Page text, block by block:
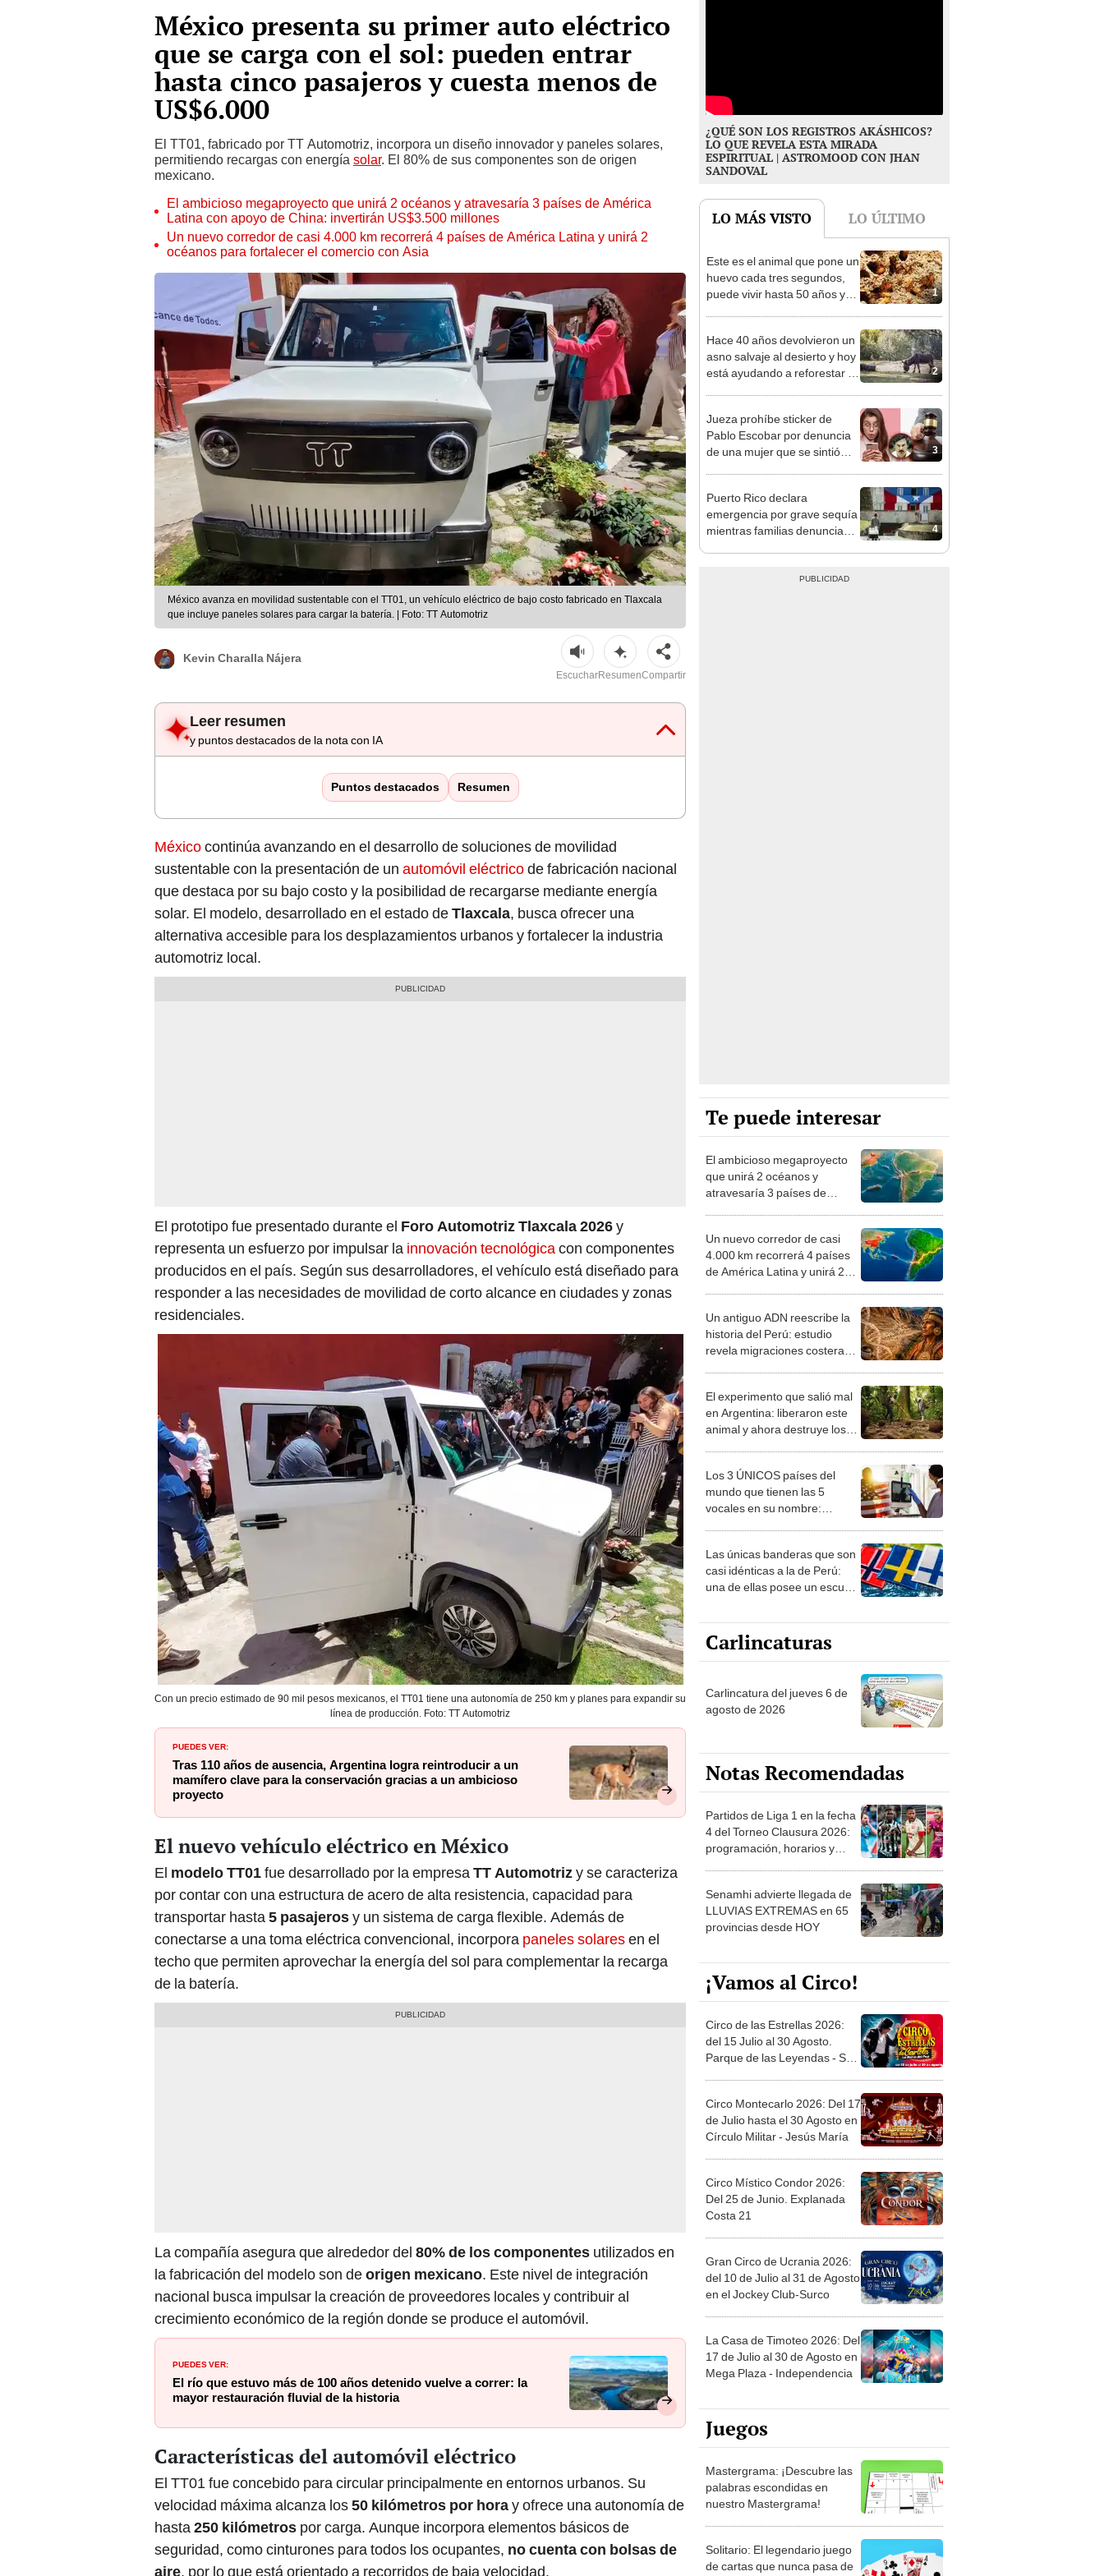
México presenta su primer auto eléctrico
que se carga con el sol: pueden entrar
hasta cinco pasajeros y cuesta menos de
US$6.000
El TT01, fabricado por TT Automotriz, incorpora un diseño innovador y paneles solares,
permitiendo recargas con energía solar. El 80% de sus componentes son de origen
mexicano.
El ambicioso megaproyecto que unirá 2 océanos y atravesaría 3 países de América
Latina con apoyo de China: invertirán US$3.500 millones
Un nuevo corredor de casi 4.000 km recorrerá 4 países de América Latina y unirá 2
océanos para fortalecer el comercio con Asia
México avanza en movilidad sustentable con el TT01, un vehículo eléctrico de bajo costo fabricado en Tlaxcala
que incluye paneles solares para cargar la batería. | Foto: TT Automotriz
Kevin Charalla Nájera
EscucharResumenCompartir
Leer resumen
y puntos destacados de la nota con IA
Puntos destacados Resumen
Méxicocontinúa avanzando en el desarrollo de soluciones de movilidad
sustentable con la presentación de un automóvil eléctricode fabricación nacional
que destaca por su bajo costo y la posibilidad de recargarse mediante energía
solar. El modelo, desarrollado en el estado deTlaxcala, busca ofrecer una
alternativa accesible para los desplazamientos urbanos y fortalecer la industria
automotriz local.
El prototipo fue presentado durante el Foro Automotriz Tlaxcala 2026y
representa un esfuerzo por impulsar la innovación tecnológicacon componentes
producidos en el país. Según sus desarrolladores, el vehículo está diseñado para
responder a las necesidades de movilidad de corto alcance en ciudades y zonas
residenciales.
Con un precio estimado de 90 mil pesos mexicanos, el TT01 tiene una autonomía de 250 km y planes para expandir su
línea de producción. Foto: TT Automotriz
PUEDES VER:
Tras 110 años de ausencia, Argentina logra reintroducir a un
mamífero clave para la conservación gracias a un ambicioso
proyecto
El nuevo vehículo eléctrico en México
El modelo TT01fue desarrollado por la empresaTT Automotrizy se caracteriza
por contar con una estructura de acero de alta resistencia, capacidad para
transportar hasta5 pasajerosy un sistema de carga flexible. Además de
conectarse a una toma eléctrica convencional, incorpora paneles solaresen el
techo que permiten aprovechar la energía del sol para complementar la recarga
de la batería.
La compañía asegura que alrededor del 80% de los componentes utilizados en
la fabricación del modelo son deorigen mexicano. Este nivel de integración
nacional busca impulsar la creación de proveedores locales y contribuir al
crecimiento económico de la región donde se produce el automóvil.
PUEDES VER:
El río que estuvo más de 100 años detenido vuelve a correr: la
mayor restauración fluvial de la historia
Características del automóvil eléctrico
El TT01 fue concebido para circular principalmente en entornos urbanos. Su
velocidad máxima alcanza los50 kilómetros por horay ofrece una autonomía de
hasta 250 kilómetros por carga. Aunque incorpora elementos básicos de
seguridad, como cinturones para todos los ocupantes, no cuenta con bolsas de
aire, por lo que está orientado a recorridos de baja velocidad.
¿QUÉ SON LOS REGISTROS AKÁSHICOS?
LO QUE REVELA ESTA MIRADA
ESPIRITUAL | ASTROMOOD CON JHAN
SANDOVAL
LO MÁS VISTO LO ÚLTIMO
1
Este es el animal que pone un
huevo cada tres segundos,
puede vivir hasta 50 años y
2
Hace 40 años devolvieron un
asno salvaje al desierto y hoy
está ayudando a reforestar el
3
Jueza prohíbe sticker de
Pablo Escobar por denuncia
de una mujer que se sintió
4
Puerto Rico declara
emergencia por grave sequía
mientras familias denuncian
Te puede interesar
El ambicioso megaproyecto
que unirá 2 océanos y
atravesaría 3 países de
millones
Un nuevo corredor de casi
4.000 km recorrerá 4 países
de América Latina y unirá 2
Un antiguo ADN reescribe la
historia del Perú: estudio
revela migraciones costeras
El experimento que salió mal
en Argentina: liberaron este
animal y ahora destruye los
Los 3 ÚNICOS países del
mundo que tienen las 5
vocales en su nombre:
Las únicas banderas que son
casi idénticas a la de Perú:
una de ellas posee un escudo
Carlincaturas
Carlincatura del jueves 6 de
agosto de 2026
Notas Recomendadas
Partidos de Liga 1 en la fecha
4 del Torneo Clausura 2026:
programación, horarios y
Senamhi advierte llegada de
LLUVIAS EXTREMAS en 65
provincias desde HOY
¡Vamos al Circo!
Circo de las Estrellas 2026:
del 15 Julio al 30 Agosto.
Parque de las Leyendas - San
Circo Montecarlo 2026: Del 17
de Julio hasta el 30 Agosto en
Círculo Militar - Jesús María
Circo Místico Condor 2026:
Del 25 de Junio. Explanada
Costa 21
Gran Circo de Ucrania 2026:
del 10 de Julio al 31 de Agosto
en el Jockey Club-Surco
La Casa de Timoteo 2026: Del
17 de Julio al 30 de Agosto en
Mega Plaza - Independencia
Juegos
Mastergrama: ¡Descubre las
palabras escondidas en
nuestro Mastergrama!
Solitario: El legendario juego
de cartas que nunca pasa de